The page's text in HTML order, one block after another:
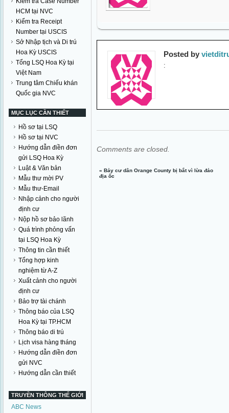
HCM tại NVC
Kiểm tra Receipt
Number tại USCIS
Sở Nhập tịch và Di trú
Hoa Kỳ USCIS
Tổng LSQ Hoa Kỳ tại
Việt Nam
Trung tâm Chiếu khán
Quốc gia NVC
MỤC LỤC CẦN THIẾT
Hồ sơ tại LSQ
Hồ sơ tại NVC
Hướng dẫn điền đơn
gửi LSQ Hoa Kỳ
Luật & Văn bản
Mẫu thư mời PV
Mẫu thư-Email
Nhập cảnh cho người
định cư
Nộp hồ sơ bảo lãnh
Quá trình phỏng vấn
tại LSQ Hoa Kỳ
Thông tin cần thiết
Tổng hợp kinh
nghiệm từ A-Z
Xuất cảnh cho người
định cư
Bảo trợ tài chánh
Thông báo của LSQ
Hoa Kỳ tại TP.HCM
Thông báo di trú
Lịch visa hàng tháng
Hướng dẫn điền đơn
gửi NVC
Hướng dẫn cần thiết
TRUYỀN THÔNG THẾ GIỚI
ABC News
Posted by
:
Comments are closed.
«Bảy cư dân Orange County bị bắt vì lừa đảo
địa ốc